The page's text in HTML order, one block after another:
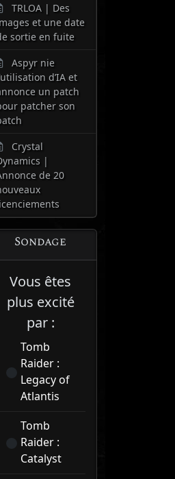
TRLOA | Des
et une date
sortie en fuite
Aspyr nie
d’IA et
un patch
patcher son
Crystal
|
de 20
Sondage
Vous êtes
plus excité
par :
Tomb
Raider :
Legacy of
Atlantis
Tomb
Raider :
Catalyst